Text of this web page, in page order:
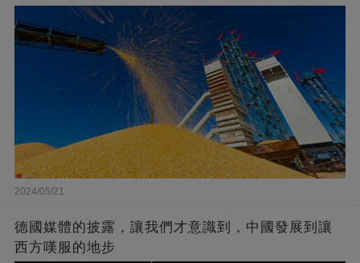
2024/05/21
德國媒體的披露，讓我們才意識到，中國發展到讓
西方嘆服的地步